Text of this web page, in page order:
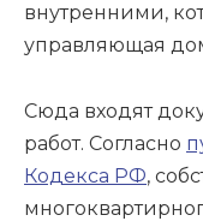
внутренними,
управляющая
Сюда входят
работ. Согласно
Кодекса РФ,